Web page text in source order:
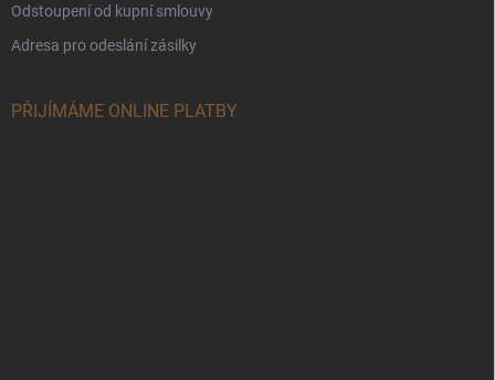
Odstoupení od kupní smlouvy
Adresa pro odeslání zásilky
PŘIJÍMÁME ONLINE PLATBY